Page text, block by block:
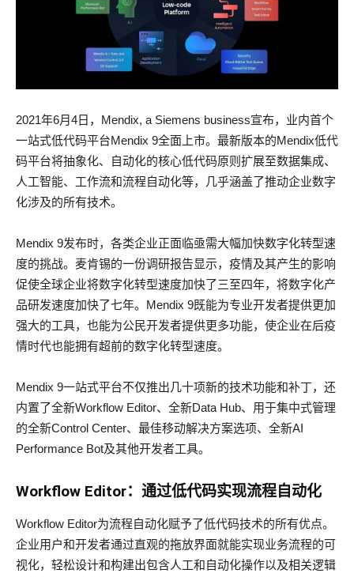
2021年6月4日，Mendix, a Siemens business宣布，业内首个
一站式低代码平台Mendix 9全面上市。最新版本的Mendix低代
码平台将抽象化、自动化的核心低代码原则扩展至数据集成、
人工智能、工作流和流程自动化等，几乎涵盖了推动企业数字
化涉及的所有技术。
Mendix 9发布时，各类企业正面临亟需大幅加快数字化转型速
度的挑战。麦肯锡的一份调研报告显示，疫情及其产生的影响
促使全球企业将数字化转型速度加快了三至四年，将数字化产
品研发速度加快了七年。Mendix 9既能为专业开发者提供更加
强大的工具，也能为公民开发者提供更多功能，使企业在后疫
情时代也能拥有超前的数字化转型速度。
Mendix 9一站式平台不仅推出几十项新的技术功能和补丁，还
内置了全新Workflow Editor、全新Data Hub、用于集中式管理
的全新Control Center、最佳移动解决方案选项、全新AI
Performance Bot及其他开发者工具。
Workflow Editor：通过低代码实现流程自动化
Workflow Editor为流程自动化赋予了低代码技术的所有优点。
企业用户和开发者通过直观的拖放界面就能实现业务流程的可
视化，轻松设计和构建出包含人工和自动化操作以及相关逻辑